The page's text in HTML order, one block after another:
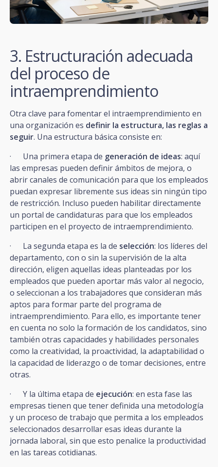
3. Estructuración adecuada
del proceso de
intraemprendimiento
Otra clave para fomentar el intraemprendimiento en
una organización es definir la estructura, las reglas a
seguir. Una estructura básica consiste en:
· Una primera etapa de generación de ideas: aquí
las empresas pueden definir ámbitos de mejora, o
abrir canales de comunicación para que los empleados
puedan expresar libremente sus ideas sin ningún tipo
de restricción. Incluso pueden habilitar directamente
un portal de candidaturas para que los empleados
participen en el proyecto de intraemprendimiento.
· La segunda etapa es la de selección: los líderes del
departamento, con o sin la supervisión de la alta
dirección, eligen aquellas ideas planteadas por los
empleados que pueden aportar más valor al negocio,
o seleccionan a los trabajadores que consideran más
aptos para formar parte del programa de
intraemprendimiento. Para ello, es importante tener
en cuenta no solo la formación de los candidatos, sino
también otras capacidades y habilidades personales
como la creatividad, la proactividad, la adaptabilidad o
la capacidad de liderazgo o de tomar decisiones, entre
otras.
· Y la última etapa de ejecución: en esta fase las
empresas tienen que tener definida una metodología
y un proceso de trabajo que permita a los empleados
seleccionados desarrollar esas ideas durante la
jornada laboral, sin que esto penalice la productividad
en las tareas cotidianas.